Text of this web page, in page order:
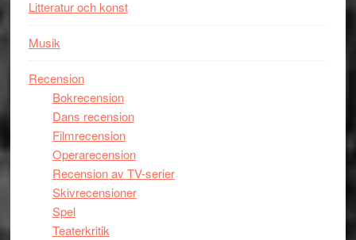
Litteratur och konst
Musik
Recension
Bokrecension
Dans recension
Filmrecension
Operarecension
Recension av TV-serier
Skivrecensioner
Spel
Teaterkritik